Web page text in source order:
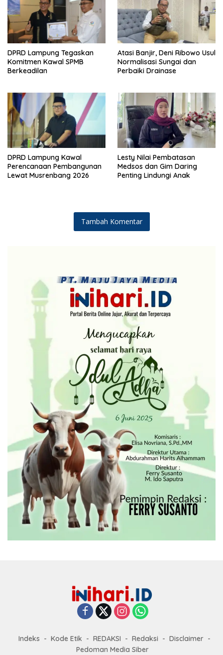
DPRD Lampung Tegaskan
Komitmen Kawal SPMB
Berkeadilan
Atasi Banjir, Deni Ribowo Usul
Normalisasi Sungai dan
Perbaiki Drainase
DPRD Lampung Kawal
Perencanaan Pembangunan
Lewat Musrenbang 2026
Lesty Nilai Pembatasan
Medsos dan Gim Daring
Penting Lindungi Anak
Tambah Komentar
Indeks Kode Etik REDAKSI Redaksi
Disclaimer
Pedoman Media Siber